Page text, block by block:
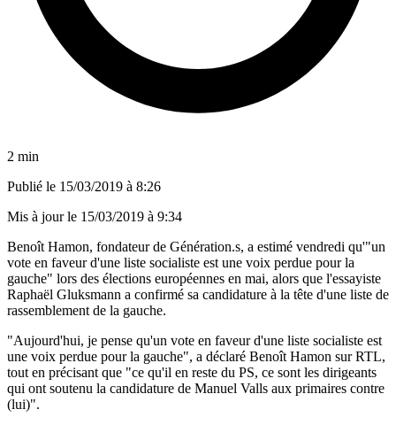
2 min
Publié le 15/03/2019 à 8:26
Mis à jour le 15/03/2019 à 9:34
Benoît Hamon, fondateur de Génération.s, a estimé vendredi qu'"un
vote en faveur d'une liste socialiste est une voix perdue pour la
gauche" lors des élections européennes en mai, alors que l'essayiste
Raphaël Gluksmann a confirmé sa candidature à la tête d'une liste de
rassemblement de la gauche.
"Aujourd'hui, je pense qu'un vote en faveur d'une liste socialiste est
une voix perdue pour la gauche", a déclaré Benoît Hamon sur RTL,
tout en précisant que "ce qu'il en reste du PS, ce sont les dirigeants
qui ont soutenu la candidature de Manuel Valls aux primaires contre
(lui)".